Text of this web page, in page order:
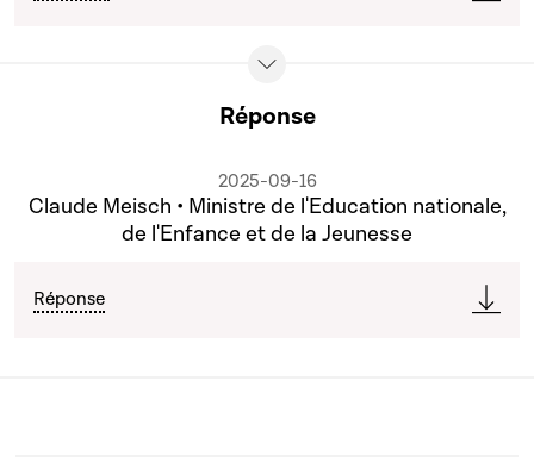
Réponse
2025-09-16
Claude Meisch • Ministre de l'Education nationale,
de l'Enfance et de la Jeunesse
Réponse